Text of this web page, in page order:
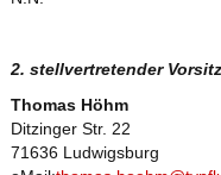
2. stellvertretender
Thomas Höhm
Ditzinger Str. 22
71636 Ludwigsburg